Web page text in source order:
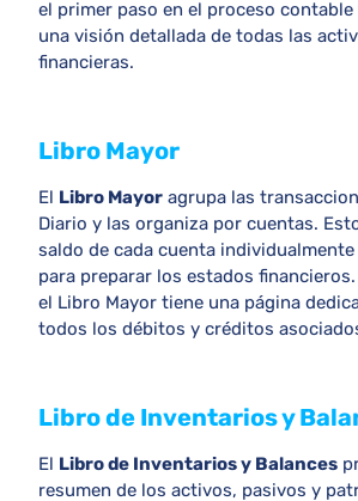
el primer paso en el proceso
una visión detallada de todas las
financieras.
Libro Mayor
El Libro Mayor agrupa las
Diario y las organiza por cuentas.
saldo de cada cuenta individualmente
para preparar los estados
el Libro Mayor tiene una página
todos los débitos y créditos
Libro de Inventarios y
El Libro de Inventarios y Balances
resumen de los activos, pasivos y